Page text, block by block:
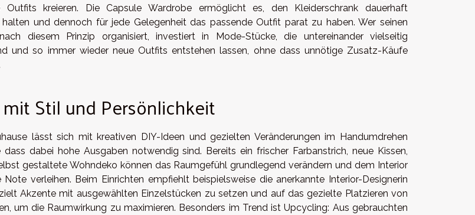
Outfits kreieren. Die Capsule Wardrobe ermöglicht es, den Kleiderschrank dauerhaft
und dennoch für jede Gelegenheit das passende Outfit parat zu haben. Wer seinen
diesem Prinzip organisiert, investiert in Mode-Stücke, die untereinander vielseitig
und so immer wieder neue Outfits entstehen lassen, ohne dass unnötige Zusatz-Käufe
Stil und Persönlichkeit
lässt sich mit kreativen DIY-Ideen und gezielten Veränderungen im Handumdrehen
dabei hohe Ausgaben notwendig sind. Bereits ein frischer Farbanstrich, neue Kissen,
gestaltete Wohndeko können das Raumgefühl grundlegend verändern und dem Interior
Note verleihen. Beim Einrichten empfiehlt beispielsweise die anerkannte Interior-Designerin
Akzente mit ausgewählten Einzelstücken zu setzen und auf das gezielte Platzieren von
um die Raumwirkung zu maximieren. Besonders im Trend ist Upcycling: Aus gebrauchten